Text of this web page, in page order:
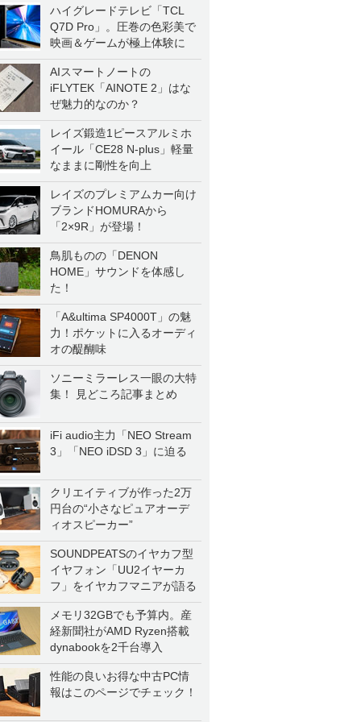
ハイグレードテレビ「TCL
Q7D Pro」。圧巻の色彩美で
映画＆ゲームが極上体験に
AIスマートノートの
iFLYTEK「AINOTE 2」はな
ぜ魅力的なのか？
レイズ鍛造1ピースアルミホ
イール「CE28 N-plus」軽量
なままに剛性を向上
レイズのプレミアムカー向け
ブランドHOMURAから
「2×9R」が登場！
鳥肌ものの「DENON
HOME」サウンドを体感し
た！
「A&ultima SP4000T」の魅
力！ポケットに入るオーディ
オの醍醐味
ソニーミラーレス一眼の大特
集！ 見どころ記事まとめ
iFi audio主力「NEO Stream
3」「NEO iDSD 3」に迫る
クリエイティブが作った2万
円台の“小さなピュアオーデ
ィオスピーカー”
SOUNDPEATSのイヤカフ型
イヤフォン「UU2イヤーカ
フ」をイヤカフマニアが語る
メモリ32GBでも予算内。産
経新聞社がAMD Ryzen搭載
dynabookを2千台導入
性能の良いお得な中古PC情
報はこのページでチェック！